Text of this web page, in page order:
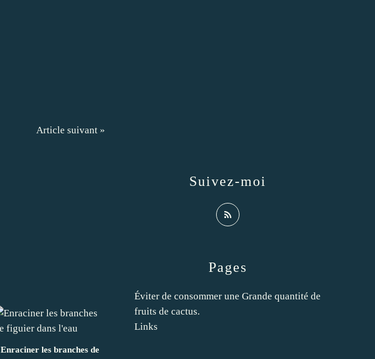
Article suivant »
Enraciner les branches de
Pages
Éviter de consommer une Grande quantité de
fruits de cactus.
Links
Suivez-moi